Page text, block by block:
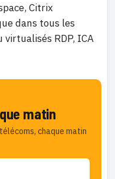
Citrix
dans tous les
RDP, ICA
matin
chaque matin